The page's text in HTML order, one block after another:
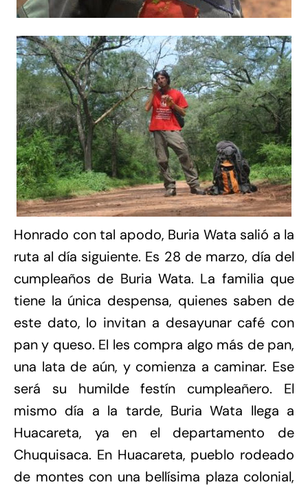
Honrado con tal apodo, Buria Wata salió a la
ruta al día siguiente. Es 28 de marzo, día del
cumpleaños de Buria Wata. La familia que
tiene la única despensa, quienes saben de
este dato, lo invitan a desayunar café con
pan y queso. El les compra algo más de pan,
una lata de aún, y comienza a caminar. Ese
será su humilde festín cumpleañero. El
mismo día a la tarde, Buria Wata llega a
Huacareta, ya en el departamento de
Chuquisaca. En Huacareta, pueblo rodeado
de montes con una bellísima plaza colonial,